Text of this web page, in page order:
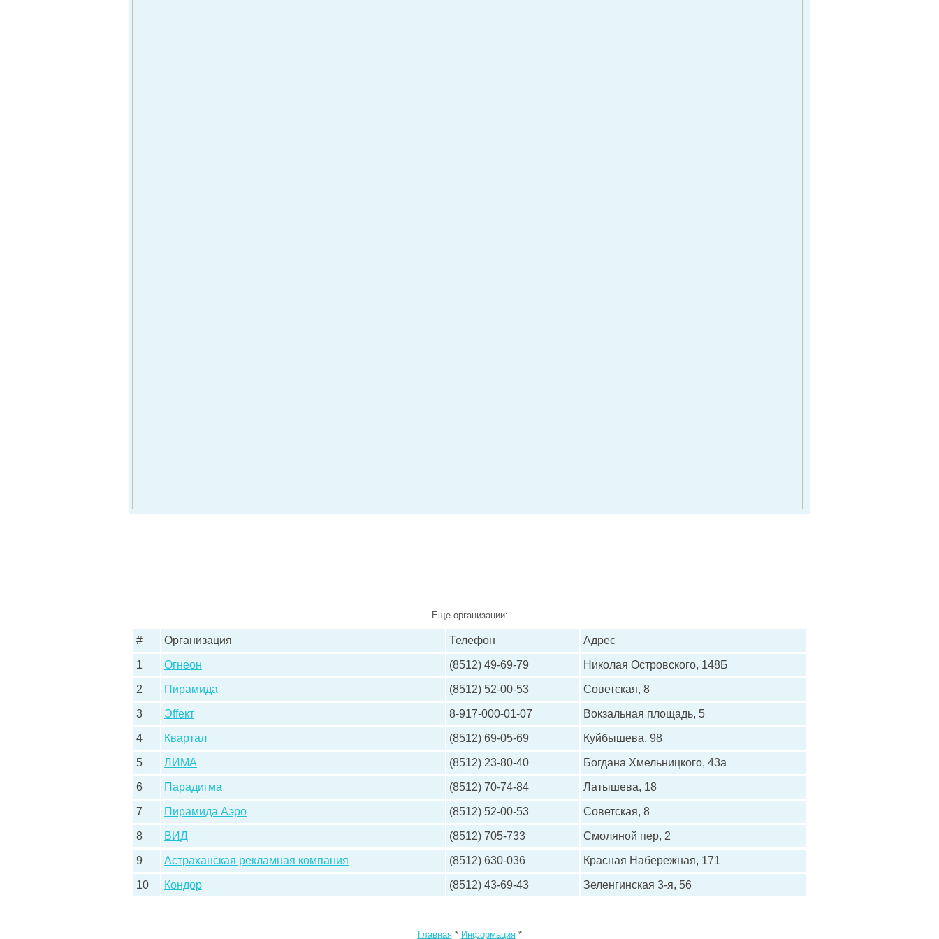
Еще организации:
# Организация Телефон Адрес
1 Огнеон (8512) 49-69-79 Николая Островского, 148Б
2 Пирамида (8512) 52-00-53 Советская, 8
3 Эffект 8-917-000-01-07 Вокзальная площадь, 5
4 Квартал (8512) 69-05-69 Куйбышева, 98
5 ЛИМА (8512) 23-80-40 Богдана Хмельницкого, 43а
6 Парадигма (8512) 70-74-84 Латышева, 18
7 Пирамида Аэро (8512) 52-00-53 Советская, 8
8 ВИД (8512) 705-733 Смоляной пер, 2
9 Астраханская рекламная компания (8512) 630-036 Красная Набережная, 171
10 Кондор (8512) 43-69-43 Зеленгинская 3-я, 56
Главная* Информация*